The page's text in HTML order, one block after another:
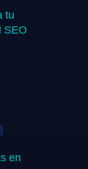
tu
SEO
en